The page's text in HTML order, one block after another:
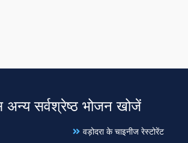
सर्वश्रेष्ठ भोजन खोजें
वड़ोदरा के चाइनीज रेस्टोरेंट